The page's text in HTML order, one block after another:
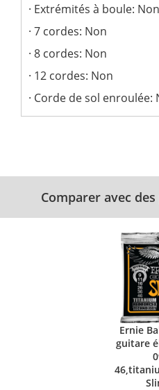
Extrémités à boule: Non
7 cordes: Non
8 cordes: Non
12 cordes: Non
Corde de sol enroulée:
Comparer avec
Ernie
guitare